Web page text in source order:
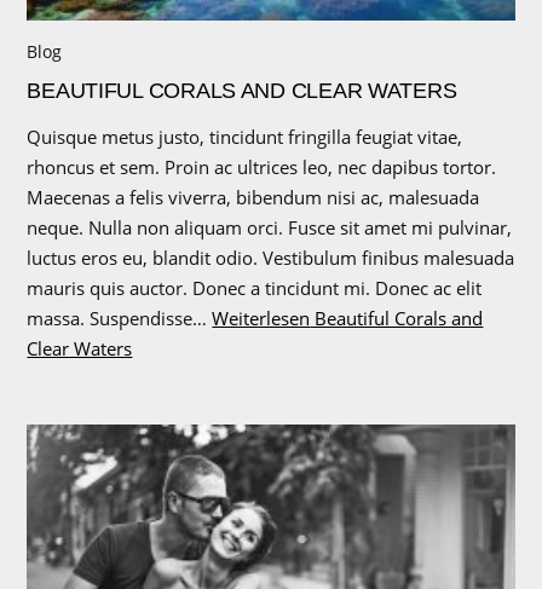
Blog
BEAUTIFUL CORALS AND CLEAR WATERS
Quisque metus justo, tincidunt fringilla feugiat vitae,
rhoncus et sem. Proin ac ultrices leo, nec dapibus tortor.
Maecenas a felis viverra, bibendum nisi ac, malesuada
neque. Nulla non aliquam orci. Fusce sit amet mi pulvinar,
luctus eros eu, blandit odio. Vestibulum finibus malesuada
mauris quis auctor. Donec a tincidunt mi. Donec ac elit
massa. Suspendisse…Weiterlesen Beautiful Corals and
Clear Waters